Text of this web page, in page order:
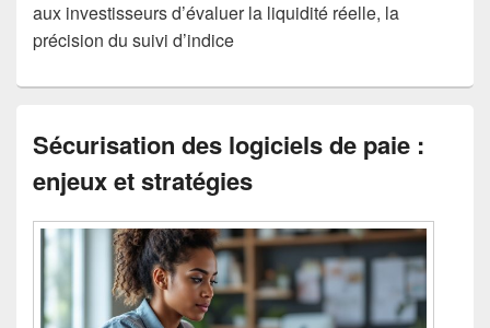
aux investisseurs d’évaluer la liquidité réelle, la
précision du suivi d’indice
Sécurisation des logiciels de paie :
enjeux et stratégies